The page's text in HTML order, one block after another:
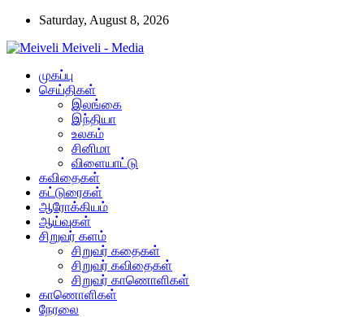
Saturday, August 8, 2026
Meiveli - Media
முகப்பு
செய்திகள்
இலங்கை
இந்தியா
உலகம்
சினிமா
விளையாட்டு
கவிதைகள்
கட்டுரைகள்
ஆரோக்கியம்
ஆய்வுகள்
சிறுவர் களம்
சிறுவர் கதைகள்
சிறுவர் கவிதைகள்
சிறுவர் காணொளிகள்
காணொளிகள்
நேரலை